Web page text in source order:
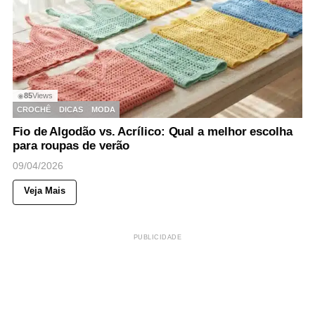
◉85Views
CROCHÊ
DICAS MODA
Fio de Algodão vs. Acrílico: Qual a melhor escolha
para roupas de verão
09/04/2026
Veja Mais
PUBLICIDADE